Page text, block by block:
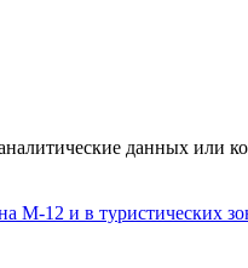
данных или
М-12 и в туристических